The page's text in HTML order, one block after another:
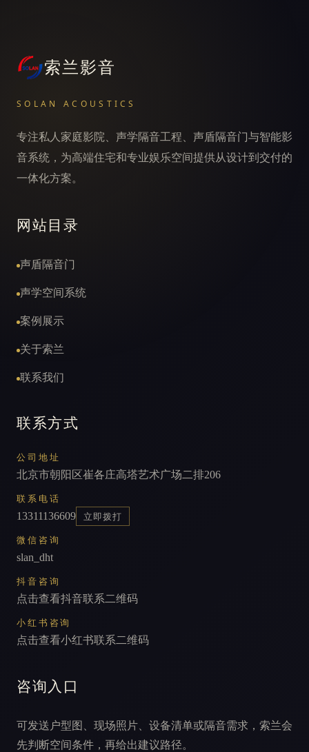
索兰影音
SOLAN ACOUSTICS
专注私人家庭影院、声学隔音工程、声盾隔音门与智能影
音系统，为高端住宅和专业娱乐空间提供从设计到交付的
一体化方案。
网站目录
声盾隔音门
声学空间系统
案例展示
关于索兰
联系我们
联系方式
公司地址
北京市朝阳区崔各庄高塔艺术广场二排206
联系电话
13311136609 立即拨打
微信咨询
slan_dht
抖音咨询
点击查看抖音联系二维码
小红书咨询
点击查看小红书联系二维码
咨询入口
可发送户型图、现场照片、设备清单或隔音需求，索兰会
先判断空间条件，再给出建议路径。